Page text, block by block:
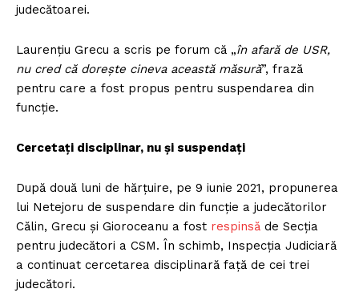
judecătoarei.
Laurențiu Grecu a scris pe forum că „în afară de USR,
nu cred că dorește cineva această măsură”, frază
pentru care a fost propus pentru suspendarea din
funcție.
Cercetați disciplinar, nu și suspendați
După două luni de hărțuire, pe 9 iunie 2021, propunerea
lui Netejoru de suspendare din funcție a judecătorilor
Călin, Grecu și Gioroceanu a fost respinsă de Secția
pentru judecători a CSM. În schimb, Inspecția Judiciară
a continuat cercetarea disciplinară față de cei trei
judecători.